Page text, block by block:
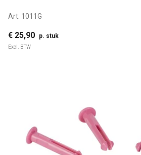
Art: 1011G
€ 25,90 p. stuk
Excl. BTW